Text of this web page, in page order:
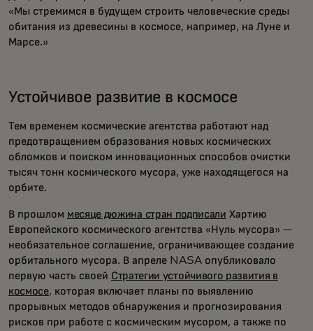
«Мы стремимся в будущем строить человеческие среды
обитания из древесины в космосе, например, на Луне и
Марсе.»
Устойчивое развитие в космосе
Тем временем космические агентства работают над
предотвращением образования новых космических
обломков и поиском инновационных способов очистки
тысяч тонн космического мусора, уже находящегося на
орбите.
В прошлом месяце дюжина стран подписали Хартию
Европейского космического агентства «Нуль мусора» —
необязательное соглашение, ограничивающее создание
орбитального мусора. В апреле NASA опубликовало
первую часть своей Стратегии устойчивого развития в
космосе, которая включает планы по выявлению
прорывных методов обнаружения и прогнозирования
рисков при работе с космическим мусором, а также по